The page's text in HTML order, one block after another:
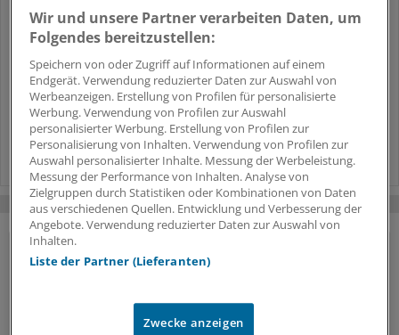
2 Von ungefährlich bis akut lebensbedrohlich
Leitsymptom Dyspnoe: So geht’s rasch
3 Deutsche Studie
Wenn Atemwegsinfektionen aufs Herz
gehen – was tun?
Wir und unsere Partner verarbeiten Daten, um
Folgendes bereitzustellen:
Speichern von oder Zugriff auf Informationen auf einem
Endgerät. Verwendung reduzierter Daten zur Auswahl von
Werbeanzeigen. Erstellung von Profilen für personalisierte
Werbung. Verwendung von Profilen zur Auswahl
personalisierter Werbung. Erstellung von Profilen zur
Personalisierung von Inhalten. Verwendung von Profilen zur
Auswahl personalisierter Inhalte. Messung der Werbeleistung.
Messung der Performance von Inhalten. Analyse von
Zielgruppen durch Statistiken oder Kombinationen von Daten
aus verschiedenen Quellen. Entwicklung und Verbesserung der
Angebote. Verwendung reduzierter Daten zur Auswahl von
Inhalten.
Liste der Partner (Lieferanten)
Zwecke anzeigen